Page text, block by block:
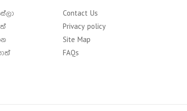
Contact Us
Privacy policy
Site Map
FAQs